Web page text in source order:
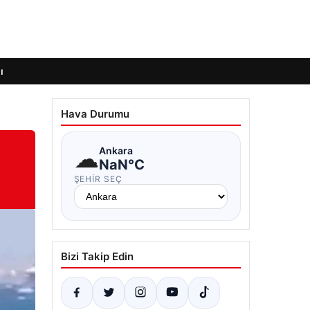
Hava Durumu
☁Ankara
NaN°C
ŞEHIR SEÇ
Bizi Takip Edin